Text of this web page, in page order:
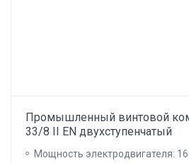
Промышленный винтовой
33/8 II EN двухступенчатый
Мощность электродвигателя: